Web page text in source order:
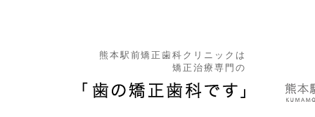
熊本駅前矯正歯科クリニックは
矯正治療専門の